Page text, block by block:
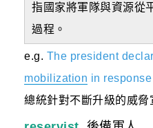
指國家將軍隊與資源從
過程。
e.g. The president
mobilization in
總統針對不斷升級的威脅